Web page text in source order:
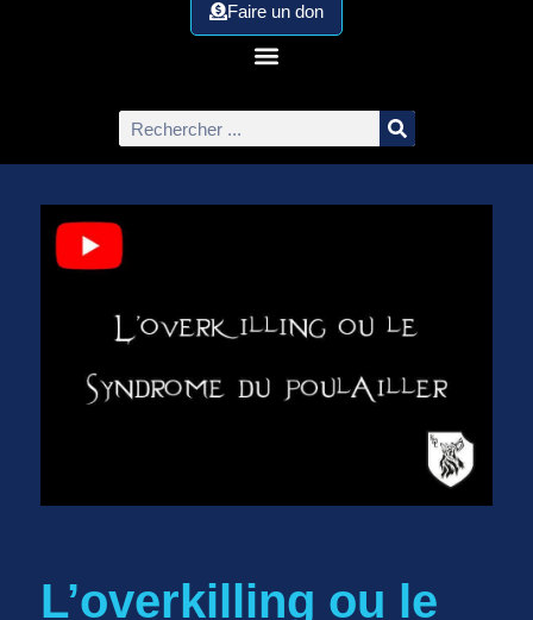
Faire un don
L’overkilling ou le